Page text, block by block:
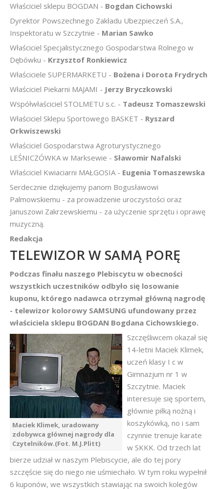
Właściciel sklepu BOGDAN - Bogdan Cichowski
Dyrektor Powszechnego Zakładu Ubezpieczeń S.A.,
Inspektoratu w Szczytnie - Marian Sawko
Właściciel Specjalistycznego Gospodarstwa Rolnego w
Dębówku - Krzysztof Ronkiewicz
Właściciele SUPERMARKETU - Bożena i Dorota Frydrych
Właściciel Piekarni MAJAMI - Jerzy Bryczkowski
Współwłaściciel STOLMETU s.c. - Tadeusz Tomaszewski
Właściciel Sklepu Sportowego BASKET - Ryszard
Orkwiszewski
Właściciel Gospodarstwa Agroturystycznego
LEŚNICZÓWKA w Marksewie - Sławomir Nafalski
Właściciel Kwiaciarni MAŁGOSIA - Eugenia Tomaszewska
Serdecznie dziękujemy panom Bogusławowi
Palmowskiemu - za prowadzenie uroczystości oraz
Januszowi Zakrzewskiemu - za użyczenie sprzętu i oprawę
muzyczną.
Redakcja
TELEWIZOR W SAMĄ PORĘ
Podczas finału naszego Plebiscytu w obecności
wszystkich uczestników odbyło się losowanie
kuponu, którego nadawca otrzymał główną nagrodę
- telewizor kolorowy SAMSUNG ufundowany przez
właściciela sklepu BOGDAN Bogdana Cichowskiego.
Maciek Klimek, uradowany
zdobywca głównej nagrody dla
Czytelników.(Fot. M.J.Plitt)
Szczęśliwcem okazał się
14-letni Maciek Klimek,
uczeń klasy I c w
Gimnazjum nr 1 w
Szczytnie. Maciek
interesuje się sportem,
głównie piłką nożną i
koszykówką, no i sam
czynnie trenuje karate
w SKKK. Od trzech lat
bierze udział w naszym Plebiscycie, ale do tej pory
szczęście się do niego nie uśmiechało. W tym roku wypełnił
6 kuponów, we wszystkich stawiając na swoich kolegów